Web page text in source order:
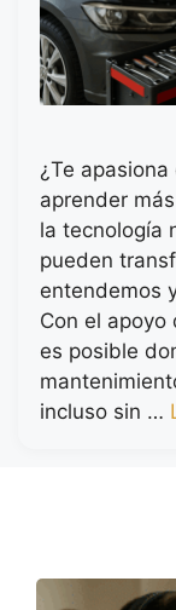
¿Te
aprender
la tecnología
pueden
entendemos
Con el apoyo
es posible
incluso sin …